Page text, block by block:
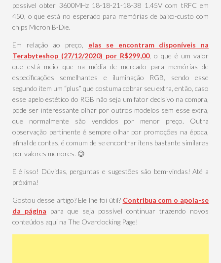
possível obter 3600MHz 18-18-21-18-38 1.45V com tRFC em
450, o que está no esperado para memórias de baixo-custo com
chips Micron B-Die.
Em relação ao preço, elas se encontram disponíveis na
Terabyteshop (27/12/2020) por R$299,00, o que é um valor
que está meio que na média de mercado para memórias de
especificações semelhantes e iluminação RGB, sendo esse
segundo item um “plus” que costuma cobrar seu extra, então, caso
esse apelo estético do RGB não seja um fator decisivo na compra,
pode ser interessante olhar por outros modelos sem esse extra,
que normalmente são vendidos por menor preço. Outra
observação pertinente é sempre olhar por promoções na época,
afinal de contas, é comum de se encontrar itens bastante similares
por valores menores. 😉
E é isso! Dúvidas, perguntas e sugestões são bem-vindas! Até a
próxima!
Gostou desse artigo? Ele lhe foi útil? Contribua com o apoia-se
da página para que seja possível continuar trazendo novos
conteúdos aqui na The Overclocking Page!